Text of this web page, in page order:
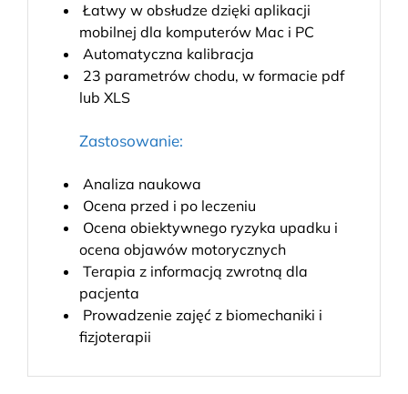
Łatwy w obsłudze dzięki aplikacji
mobilnej dla komputerów Mac i PC
Automatyczna kalibracja
23 parametrów chodu, w formacie pdf
lub XLS
Zastosowanie:
Analiza naukowa
Ocena przed i po leczeniu
Ocena obiektywnego ryzyka upadku i
ocena objawów motorycznych
Terapia z informacją zwrotną dla
pacjenta
Prowadzenie zajęć z biomechaniki i
fizjoterapii